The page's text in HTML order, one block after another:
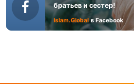
братьев и сестер!
Islam.Global в Facebook